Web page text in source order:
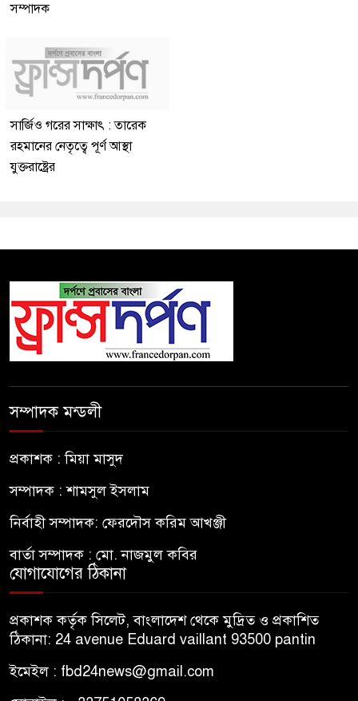
সম্পাদক
সার্জিও গরের সাক্ষাৎ : তারেক
রহমানের নেতৃত্বে পূর্ণ আস্থা
যুক্তরাষ্ট্রের
সম্পাদক মন্ডলী
প্রকাশক : মিয়া মাসুদ
সম্পাদক : শামসুল ইসলাম
নির্বাহী সম্পাদক: ফেরদৌস করিম আখঞ্জী
বার্তা সম্পাদক : মো. নাজমুল কবির
যোগাযোগের ঠিকানা
প্রকাশক কর্তৃক সিলেট, বাংলাদেশ থেকে মুদ্রিত ও প্রকাশিত
ঠিকানা: 24 avenue Eduard vaillant 93500 pantin
ইমেইল : fbd24news@gmail.com